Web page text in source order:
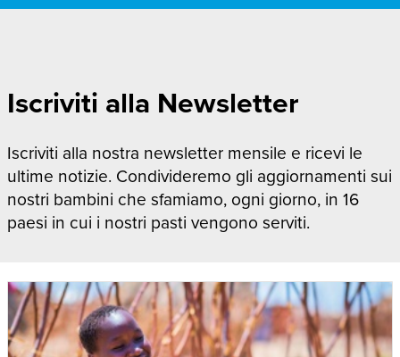
Iscriviti alla Newsletter
Iscriviti alla nostra newsletter mensile e ricevi le
ultime notizie. Condivideremo gli aggiornamenti sui
nostri bambini che sfamiamo, ogni giorno, in 16
paesi in cui i nostri pasti vengono serviti.